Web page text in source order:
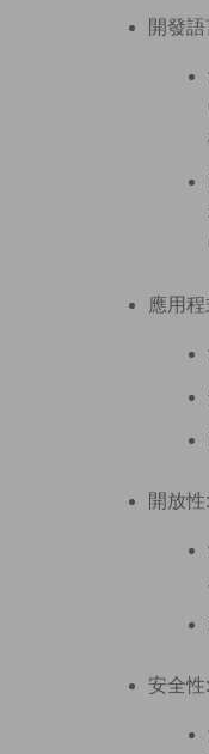
開發語
應用程
開放性:
安全性: